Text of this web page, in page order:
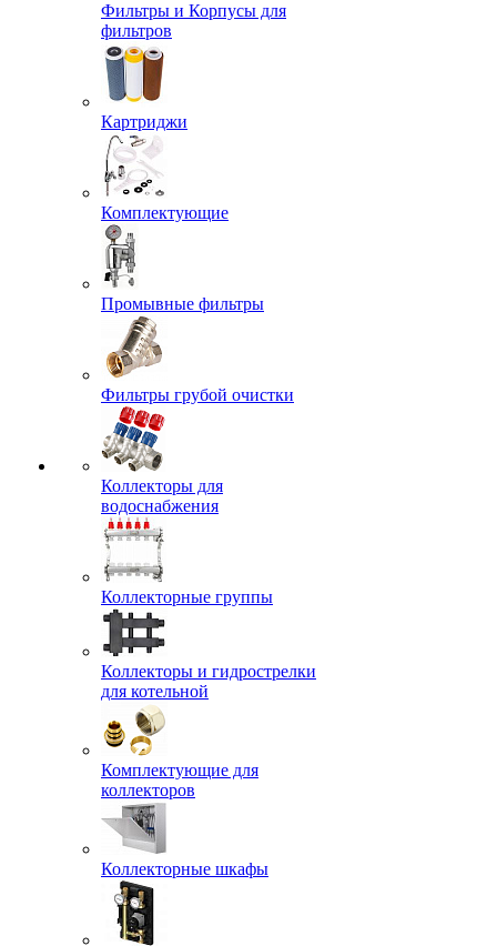
Фильтры и Корпусы для
фильтров
Картриджи
Комплектующие
Промывные фильтры
Фильтры грубой очистки
Коллекторы для
водоснабжения
Коллекторные группы
Коллекторы и гидрострелки
для котельной
Комплектующие для
коллекторов
Коллекторные шкафы